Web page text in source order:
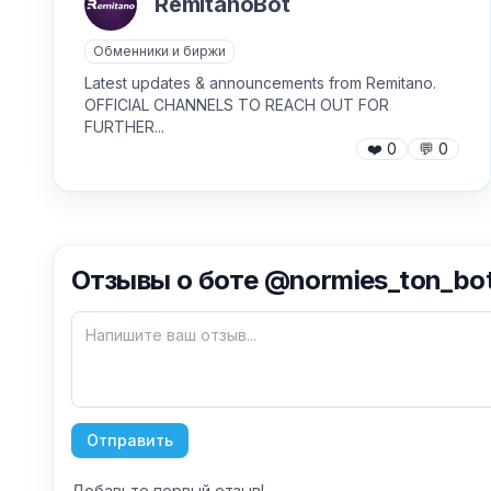
Обменники и биржи
Latest updates & announcements from Remitano.
OFFICIAL CHANNELS TO REACH OUT FOR
FURTHER...
❤️ 0 💬 0
Отзывы о боте
Отправить